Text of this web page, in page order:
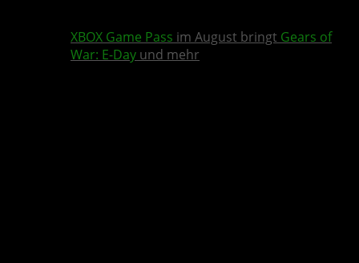
XBOX Game Pass im August bringt Gears of
War: E-Day und mehr